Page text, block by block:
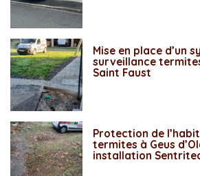
Mise en place d’un
surveillance
Saint Faust
Protection de
termites à Geus
installation